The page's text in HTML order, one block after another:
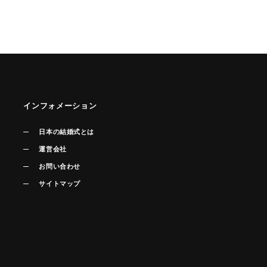
インフォメーション
日本の結婚式とは
運営会社
お問い合わせ
サイトマップ